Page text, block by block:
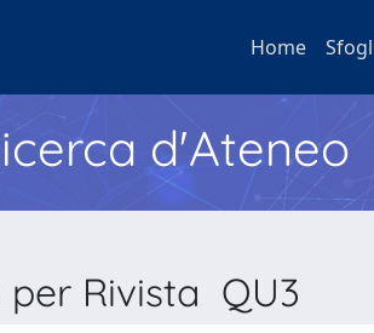
Home
d'Ateneo
per Rivista QU3